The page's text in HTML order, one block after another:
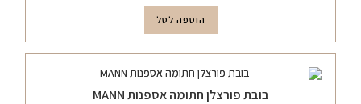
הוספה לסל
בובת פורצלן חתומה אספנות MANN